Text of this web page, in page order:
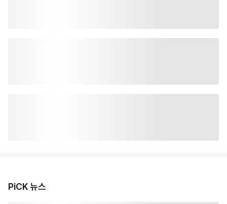
PiCK 뉴스